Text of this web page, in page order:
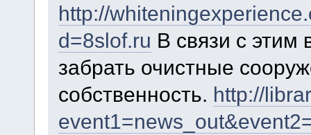
http://
d=8slof.ru В связи с этим
забрать очистные
собственность. http://